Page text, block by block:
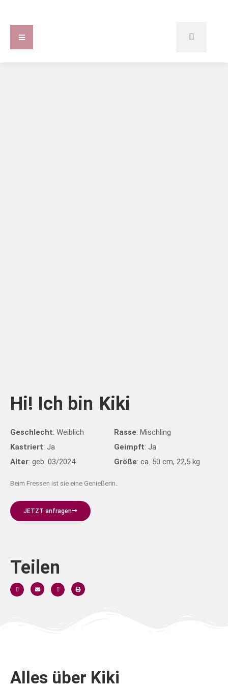
Hi! Ich bin Kiki
Geschlecht: Weiblich
Kastriert: Ja
Alter: geb. 03/2024
Rasse: Mischling
Geimpft: Ja
Größe: ca. 50 cm, 22,5 kg
Beim Fressen ist sie eine Genießerin.
JETZT anfragen
Teilen
Alles über Kiki